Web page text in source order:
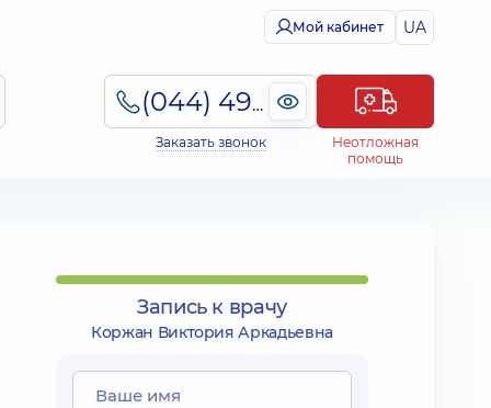
Мой кабинет UA
(044) 495-2-888
Заказать звонок
Неотложная
помощь
Запись к врачу
Коржан Виктория Аркадьевна